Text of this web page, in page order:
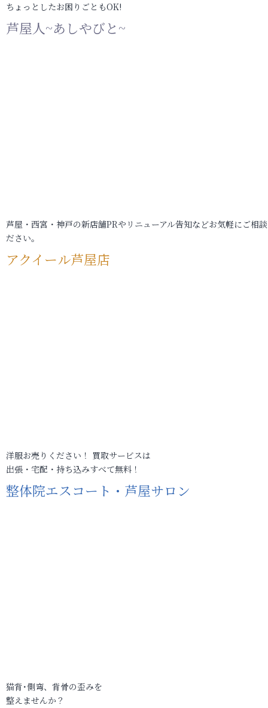
ちょっとしたお困りごともOK!
芦屋人~あしやびと~
芦屋・西宮・神戸の新店舗PRやリニューアル告知などお気軽にご相
ださい。
アクイール芦屋店
洋服お売りください！ 買取サービスは
出張・宅配・持ち込みすべて無料！
整体院エスコート・芦屋サロン
猫背･側弯、背骨の歪みを
整えませんか？